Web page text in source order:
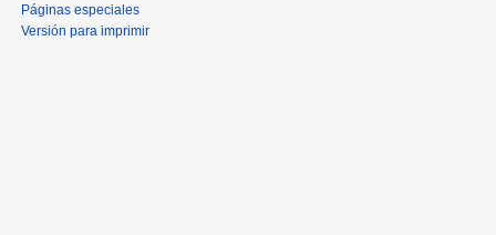
Páginas especiales
Versión para imprimir